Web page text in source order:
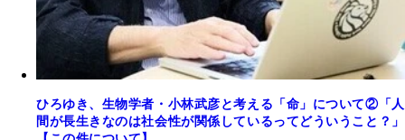
ひろゆき、生物学者・小林武彦と考える「命」について②「人
間が長生きなのは社会性が関係しているってどういうこと？」